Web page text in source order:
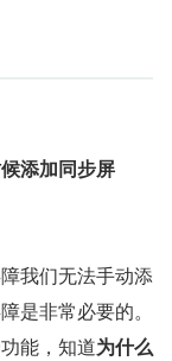
添加同步屏
我们无法手动添
是非常必要的。
能，知道为什么